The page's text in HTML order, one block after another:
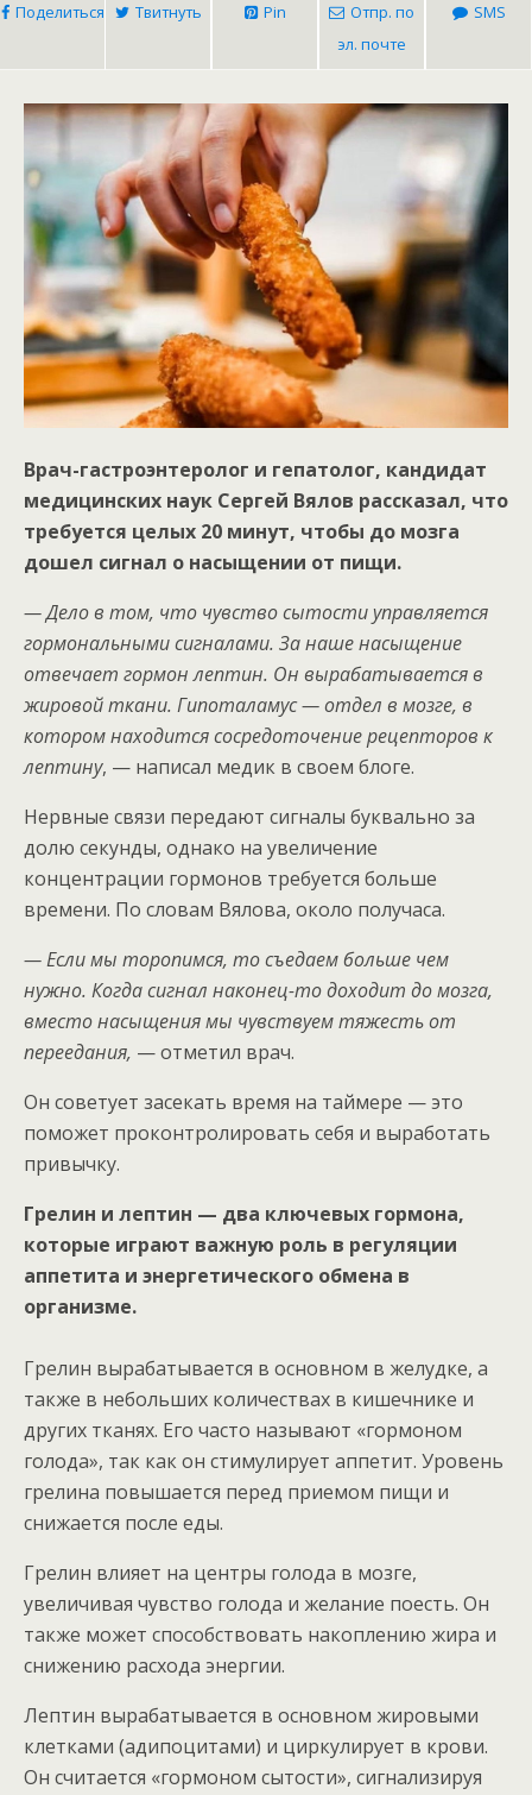
Поделиться Твитнуть Pin
Отпр. по
эл. почте
SMS
Врач-гастроэнтеролог и гепатолог, кандидат
медицинских наук Сергей Вялов рассказал, что
требуется целых 20 минут, чтобы до мозга
дошел сигнал о насыщении от пищи.
— Дело в том, что чувство сытости управляется
гормональными сигналами. За наше насыщение
отвечает гормон лептин. Он вырабатывается в
жировой ткани. Гипоталамус — отдел в мозге, в
котором находится сосредоточение рецепторов к
лептину, — написал медик в своем блоге.
Нервные связи передают сигналы буквально за
долю секунды, однако на увеличение
концентрации гормонов требуется больше
времени. По словам Вялова, около получаса.
— Если мы торопимся, то съедаем больше чем
нужно. Когда сигнал наконец-то доходит до мозга,
вместо насыщения мы чувствуем тяжесть от
переедания, — отметил врач.
Он советует засекать время на таймере — это
поможет проконтролировать себя и выработать
привычку.
Грелин и лептин — два ключевых гормона,
которые играют важную роль в регуляции
аппетита и энергетического обмена в
организме.
Грелин вырабатывается в основном в желудке, а
также в небольших количествах в кишечнике и
других тканях. Его часто называют «гормоном
голода», так как он стимулирует аппетит. Уровень
грелина повышается перед приемом пищи и
снижается после еды.
Грелин влияет на центры голода в мозге,
увеличивая чувство голода и желание поесть. Он
также может способствовать накоплению жира и
снижению расхода энергии.
Лептин вырабатывается в основном жировыми
клетками (адипоцитами) и циркулирует в крови.
Он считается «гормоном сытости», сигнализируя